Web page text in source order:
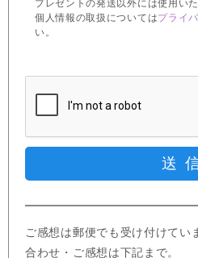
プレゼントの発送以外には使用いた
個人情報の取扱についてはプライ
い。
ご感想は郵便でも受け付けてい
合わせ・ご感想は下記まで。